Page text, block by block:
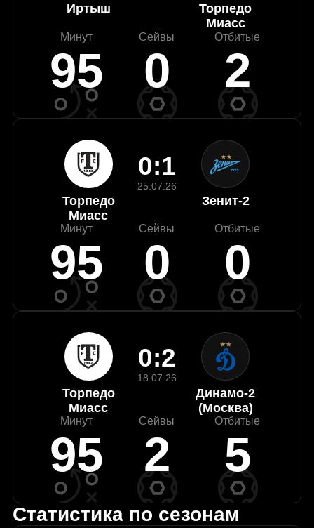
Иртыш
Торпедо
Миасс
Минут
95
Сейвы
0
Отбитые
2
Торпедо
Миасс
0:1
25.07.26
Зенит-2
Минут
95
Сейвы
0
Отбитые
0
Торпедо
Миасс
0:2
18.07.26
Динамо-2
(Москва)
Минут
95
Сейвы
2
Отбитые
5
Статистика по сезонам